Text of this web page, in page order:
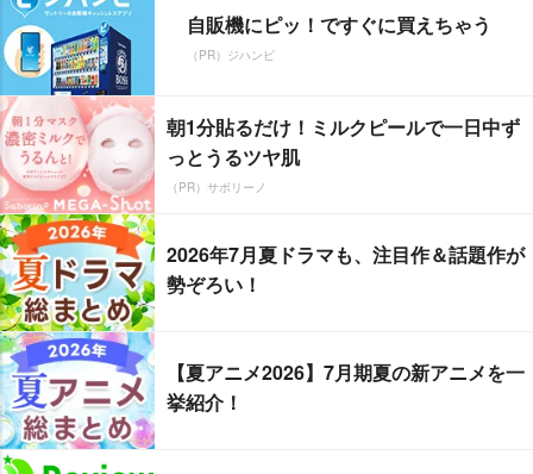
自販機にピッ！ですぐに買えちゃう
（PR）ジハンピ
朝1分貼るだけ！ミルクピールで一日中ず
っとうるツヤ肌
（PR）サボリーノ
2026年7月夏ドラマも、注目作＆話題作が
勢ぞろい！
【夏アニメ2026】7月期夏の新アニメを一
挙紹介！